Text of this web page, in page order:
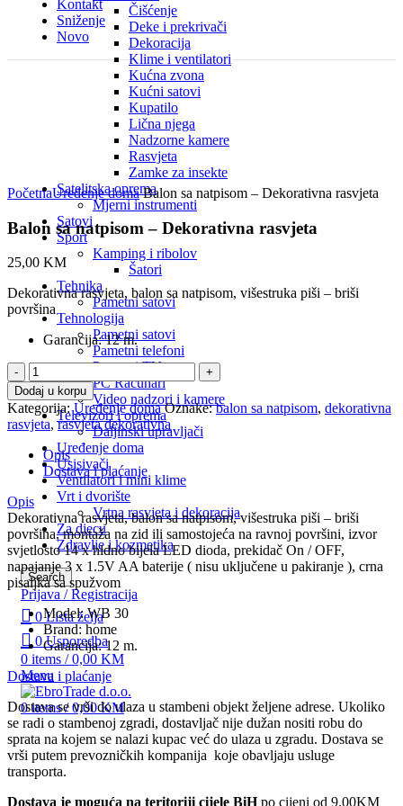
Čišćenje
Deke i prekrivači
Dekoracija
Klime i ventilatori
Kućna zvona
Kućni satovi
Kupatilo
Lična njega
Nadzorne kamere
Rasvjeta
Zamke za insekte
Satelitska oprema
Mjerni instrumenti
Satovi
Sport
Kamping i ribolov
Šatori
Tehnika
Pametni satovi
Tehnologija
Pametni satovi
Pametni telefoni
Pametni TV
PC Računari
Video nadzori i kamere
Televizori i oprema
Daljinski upravljači
Uređenje doma
Usisivači
Ventilatori i mini klime
Vrt i dvorište
Vrtna rasvjeta i dekoracija
Za djecu
Zdravlje i kozmetika
Search
Prijava / Registracija
0Lista želja
0 Usporedba
0 items / 0,00 KM
Menu
0items / 0,00KM
Kontakt
Sniženje
Novo
PočetnaUređenje domaBalon sa natpisom – Dekorativna rasvjeta
Balon sa natpisom – Dekorativna rasvjeta
25,00 KM
Dekorativna rasvjeta, balon sa natpisom, višestruka piši – briši
površina
Garancija:12 m.
Balon
sa
natpisom
-
Dekorativna
rasvjeta
količina
Dodaj u korpu
Kategorija: Uređenje doma Oznake: balon sa natpisom, dekorativna
rasvjeta,rasvjeta dekorativna
Opis
Dostava i plaćanje
Opis
Dekorativna rasvjeta, balon sa natpisom, višestruka piši – briši
površina, montaža na zid ili samostojeća na ravnoj površini, izvor
svjetlosto 14 x hldno bijela LED dioda, prekidač On / OFF,
napajanje 3 x 1.5V AA baterije ( nisu uključene u pakiranje ), crna
pisaljka sa spužvom
Model:WB 30
Brand: home
Garancija:12 m.
Dostava i plaćanje
Dostava se vrši do ulaza u stambeni objekt željene adrese. Ukoliko
se radi o stambenoj zgradi, dostavljač nije dužan nositi robu do
sprata na kojem se nalazi kupac već do ulaza u zgradu. Dostava se
vrši putem prevozničkih kompanija koje obavljaju usluge
transporta.
Dostava je moguća na teritoriji cijele BiHpo cijeni od 9.00KM